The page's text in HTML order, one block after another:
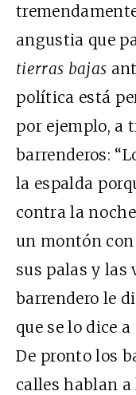
angustia que
tierras bajas
política está
por ejemplo, a
barrenderos:
la espalda
contra la
un montón
sus palas y las
barrendero le
que se lo dice
De pronto los
calles hablan a